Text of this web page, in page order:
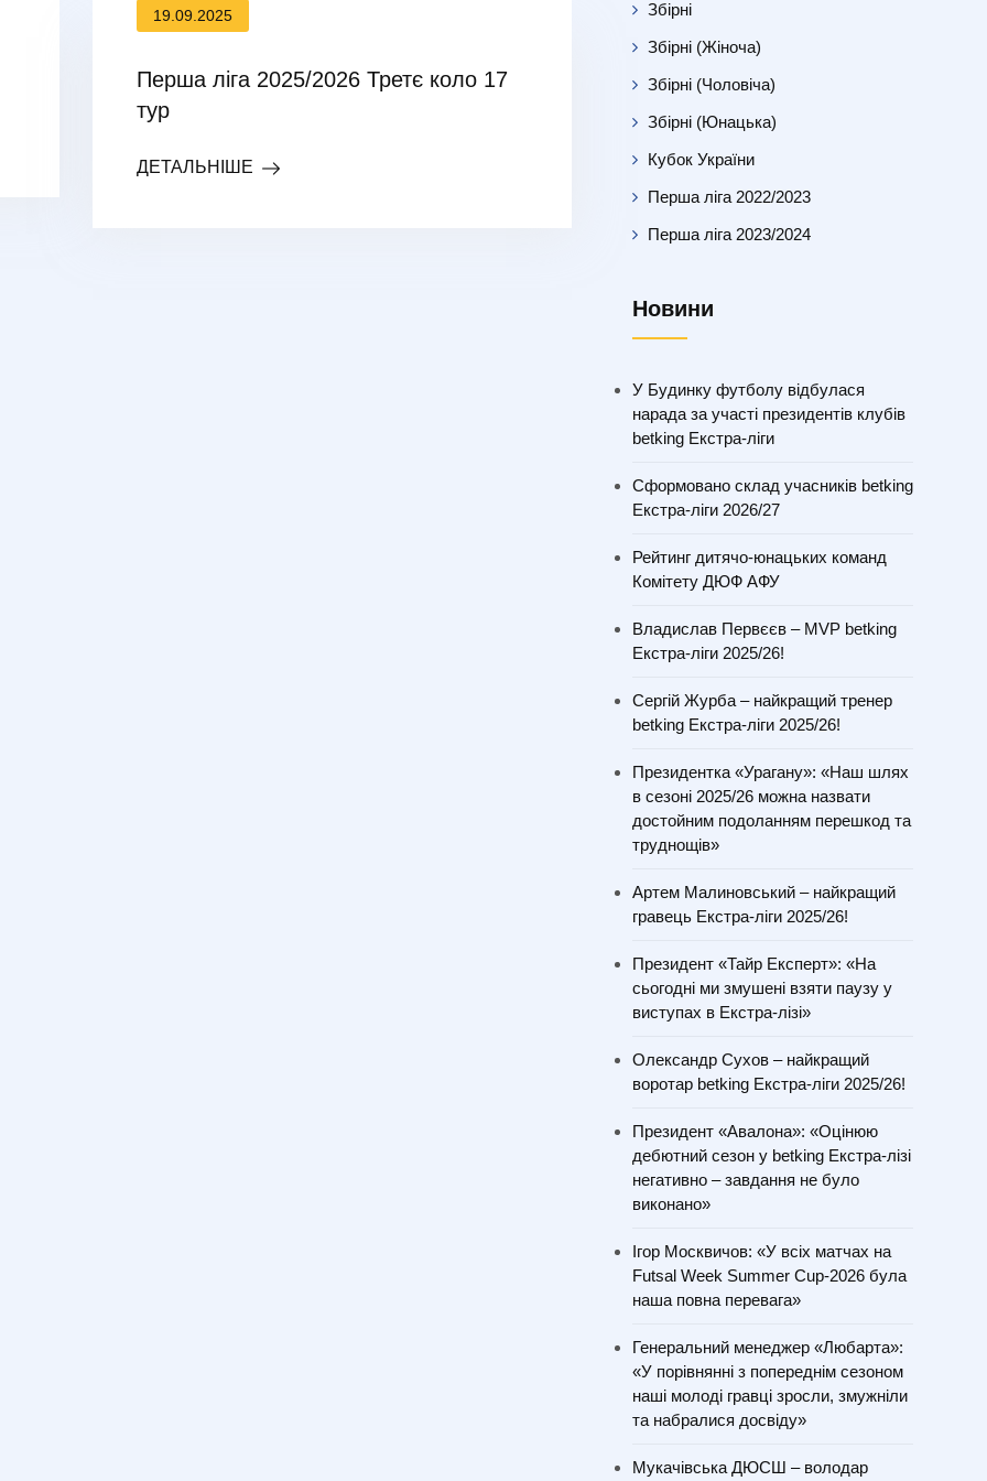
19.09.2025
Перша ліга 2025/2026 Третє коло 17
тур
ДЕТАЛЬНІШЕ
Збірні
Збірні (Жіноча)
Збірні (Чоловіча)
Збірні (Юнацька)
Кубок України
Перша ліга 2022/2023
Перша ліга 2023/2024
Новини
У Будинку футболу відбулася
нарада за участі президентів клубів
betking Екстра-ліги
Сформовано склад учасників betking
Екстра-ліги 2026/27
Рейтинг дитячо-юнацьких команд
Комітету ДЮФ АФУ
Владислав Первєєв – MVP betking
Екстра-ліги 2025/26!
Сергій Журба – найкращий тренер
betking Екстра-ліги 2025/26!
Президентка «Урагану»: «Наш шлях
в сезоні 2025/26 можна назвати
достойним подоланням перешкод та
труднощів»
Артем Малиновський – найкращий
гравець Екстра-ліги 2025/26!
Президент «Тайр Експерт»: «На
сьогодні ми змушені взяти паузу у
виступах в Екстра-лізі»
Олександр Сухов – найкращий
воротар betking Екстра-ліги 2025/26!
Президент «Авалона»: «Оцінюю
дебютний сезон у betking Екстра-лізі
негативно – завдання не було
виконано»
Ігор Москвичов: «У всіх матчах на
Futsal Week Summer Cup-2026 була
наша повна перевага»
Генеральний менеджер «Любарта»:
«У порівнянні з попереднім сезоном
наші молоді гравці зросли, змужніли
та набралися досвіду»
Мукачівська ДЮСШ – володар